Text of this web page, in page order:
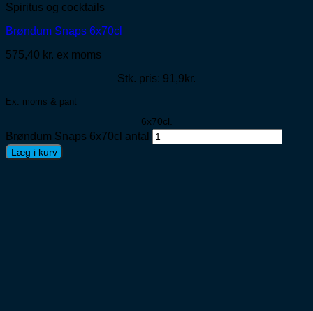
Spiritus og cocktails
Brøndum Snaps 6x70cl
575,40 kr. ex moms
Stk. pris: 91,9kr.
Ex. moms & pant
6x70cl.
Brøndum Snaps 6x70cl antal
Læg i kurv